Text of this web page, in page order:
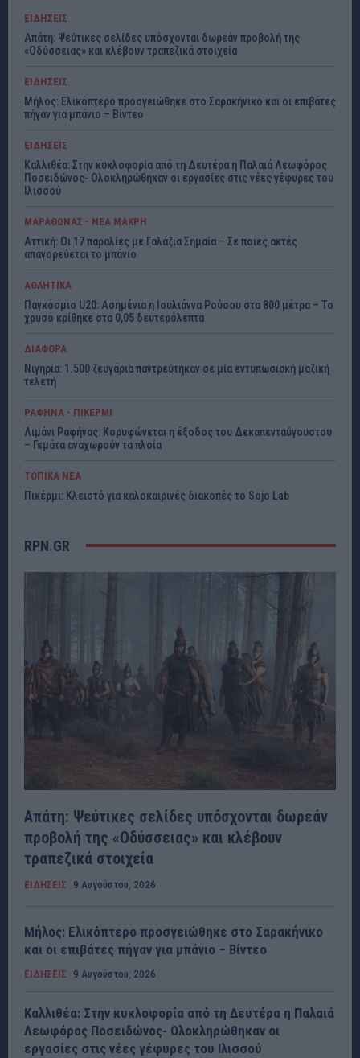
ΕΙΔΗΣΕΙΣ
Απάτη: Ψεύτικες σελίδες υπόσχονται δωρεάν προβολή της
«Οδύσσειας» και κλέβουν τραπεζικά στοιχεία
ΕΙΔΗΣΕΙΣ
Μήλος: Ελικόπτερο προσγειώθηκε στο Σαρακήνικο και οι επιβάτες
πήγαν για μπάνιο – Βίντεο
ΕΙΔΗΣΕΙΣ
Καλλιθέα: Στην κυκλοφορία από τη Δευτέρα η Παλαιά Λεωφόρος
Ποσειδώνος- Ολοκληρώθηκαν οι εργασίες στις νέες γέφυρες του
Ιλισσού
ΜΑΡΑΘΩΝΑΣ - ΝΕΑ ΜΑΚΡΗ
Αττική: Οι 17 παραλίες με Γαλάζια Σημαία – Σε ποιες ακτές
απαγορεύεται το μπάνιο
ΑΘΛΗΤΙΚΑ
Παγκόσμιο U20: Ασημένια η Ιουλιάννα Ρούσου στα 800 μέτρα – Το
χρυσό κρίθηκε στα 0,05 δευτερόλεπτα
ΔΙΑΦΟΡΑ
Νιγηρία: 1.500 ζευγάρια παντρεύτηκαν σε μία εντυπωσιακή μαζική
τελετή
ΡΑΦΗΝΑ - ΠΙΚΕΡΜΙ
Λιμάνι Ραφήνας: Κορυφώνεται η έξοδος του Δεκαπενταύγουστου
– Γεμάτα αναχωρούν τα πλοία
ΤΟΠΙΚΑ ΝΕΑ
Πικέρμι: Κλειστό για καλοκαιρινές διακοπές το Sojo Lab
RPN.GR
Απάτη: Ψεύτικες σελίδες υπόσχονται δωρεάν
προβολή της «Οδύσσειας» και κλέβουν
τραπεζικά στοιχεία
ΕΙΔΗΣΕΙΣ 9 Αυγούστου, 2026
Μήλος: Ελικόπτερο προσγειώθηκε στο Σαρακήνικο
και οι επιβάτες πήγαν για μπάνιο – Βίντεο
ΕΙΔΗΣΕΙΣ 9 Αυγούστου, 2026
Καλλιθέα: Στην κυκλοφορία από τη Δευτέρα η Παλαιά
Λεωφόρος Ποσειδώνος- Ολοκληρώθηκαν οι
εργασίες στις νέες γέφυρες του Ιλισσού